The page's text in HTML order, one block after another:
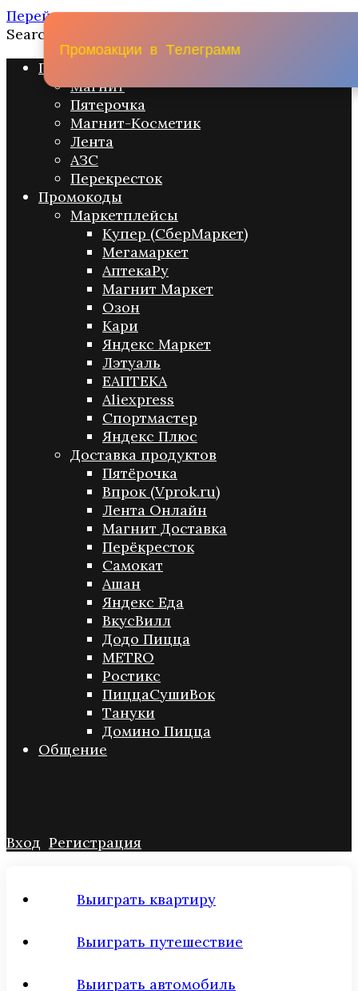
Перейти к содержанию
Search for:
Промо акции
Магнит
Пятерочка
Магнит-Косметик
Лента
АЗС
Перекресток
Промокоды
Маркетплейсы
Купер (СберМаркет)
Мегамаркет
АптекаРу
Магнит Маркет
Озон
Кари
Яндекс Маркет
Лэтуаль
ЕАПТЕКА
Aliexpress
Спортмастер
Яндекс Плюс
Доставка продуктов
Пятёрочка
Впрок (Vprok.ru)
Лента Онлайн
Магнит Доставка
Перёкресток
Самокат
Ашан
Яндекс Еда
ВкусВилл
Додо Пицца
METRO
Ростикс
ПиццаСушиВок
Тануки
Домино Пицца
Общение
Вход Регистрация
Выиграть квартиру
Выиграть путешествие
Выиграть автомобиль
Промоакции в Телеграмм